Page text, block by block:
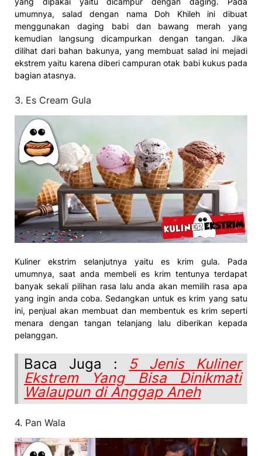
umumnya, salad dengan nama Doh Khileh ini dibuat
menggunakan daging babi dan bawang merah yang
kemudian langsung dicampurkan dengan tangan. Jika
dilihat dari bahan bakunya, yang membuat salad ini mejadi
ekstrem yaitu karena diberi campuran otak babi kukus pada
bagian atasnya.
3. Es Cream Gula
Kuliner ekstrim selanjutnya yaitu es krim gula. Pada
umumnya, saat anda membeli es krim tentunya terdapat
banyak sekali pilihan rasa lalu anda akan memilih rasa apa
yang ingin anda coba. Sedangkan untuk es krim yang satu
ini, penjual akan membuat dan membentuk es krim seperti
menara dengan tangan telanjang lalu diberikan kepada
pelanggan.
Baca Juga :
5 Jenis Kuliner
Ekstrem Yang Bisa Dinikmati
Walaupun di Anggap Aneh
4. Pan Wala